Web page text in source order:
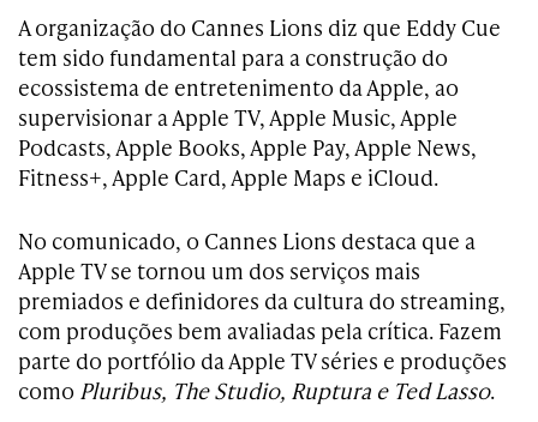
A organização do Cannes Lions diz que Eddy Cue
tem sido fundamental para a construção do
ecossistema de entretenimento da Apple, ao
supervisionar a Apple TV, Apple Music, Apple
Podcasts, Apple Books, Apple Pay, Apple News,
Fitness+, Apple Card, Apple Maps e iCloud.
No comunicado, o Cannes Lions destaca que a
Apple TV se tornou um dos serviços mais
premiados e definidores da cultura do streaming,
com produções bem avaliadas pela crítica. Fazem
parte do portfólio da Apple TV séries e produções
como Pluribus, The Studio, Ruptura e Ted Lasso.